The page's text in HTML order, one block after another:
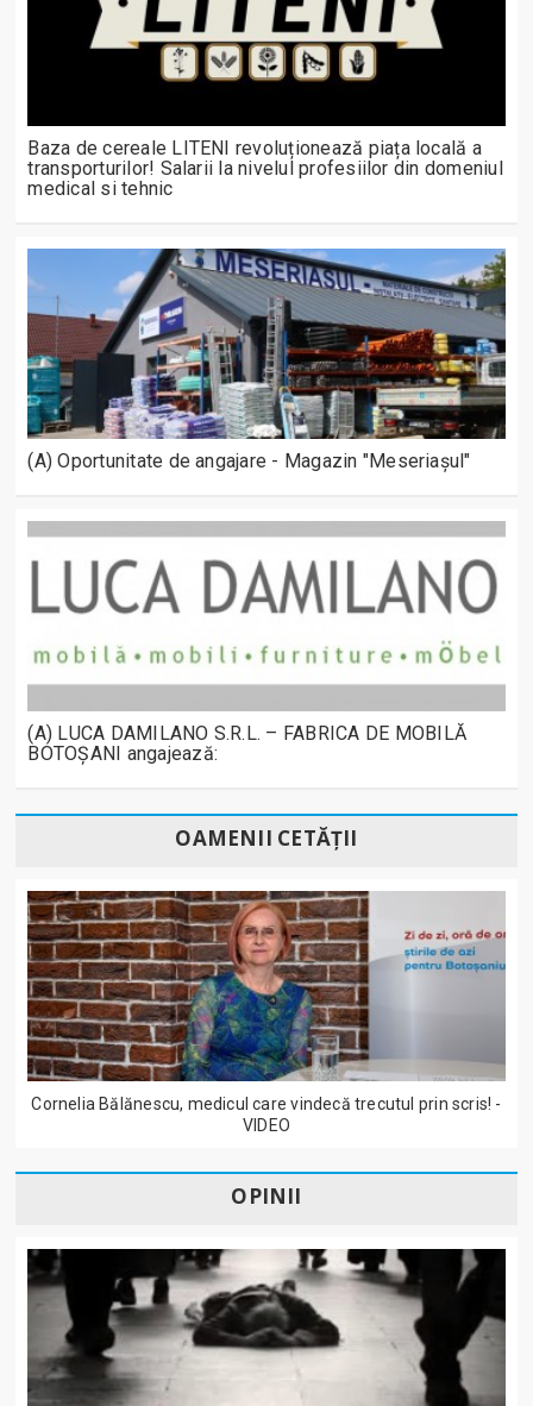
Baza de cereale LITENI revoluționează piața locală a
transporturilor! Salarii la nivelul profesiilor din domeniul
medical si tehnic
(A) Oportunitate de angajare - Magazin "Meseriașul"
(A) LUCA DAMILANO S.R.L. – FABRICA DE MOBILĂ
BOTOȘANI angajează:
OAMENII CETĂȚII
Cornelia Bălănescu, medicul care vindecă trecutul prin scris! -
VIDEO
OPINII